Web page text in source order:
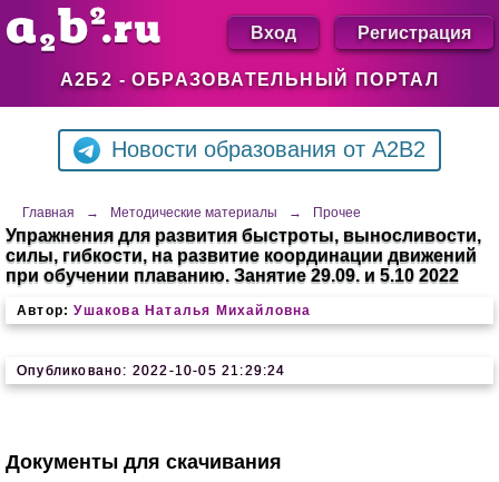
А2Б2 - ОБРАЗОВАТЕЛЬНЫЙ ПОРТАЛ
Вход Регистрация
Новости образования от A2B2
Главная → Методические материалы → Прочее
Упражнения для развития быстроты, выносливости,
силы, гибкости, на развитие координации движений
при обучении плаванию. Занятие 29.09. и 5.10 2022
Автор: Ушакова Наталья Михайловна
Опубликовано: 2022-10-05 21:29:24
Документы для скачивания